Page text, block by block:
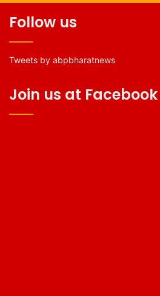
Follow us
Tweets by abpbharatnews
Join us at Facebook